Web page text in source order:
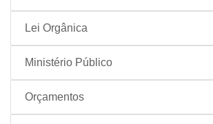
Lei Orgânica
Ministério Público
Orçamentos